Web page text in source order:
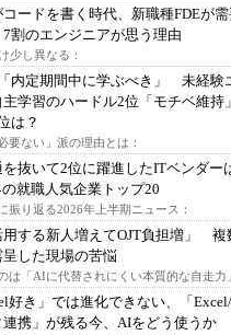
コードを書く時代、新職種FDEが
のエンジニアが思う理由
少し異なる：
内定期間中に学ぶべき」 未経験
主学習のハードル2位「モチベ維持
は？
要ない」派の理由とは：
を抜いて2位に躍進したITベンダ
就職人気企業トップ20
振り返る2026年上半期ニュース：
用する新人増えてOJT負担増」 複
した現場の苦悩
は「AIに代替されにくい本質的な自走力
好き」では進化できない、「
連携」が残る今、AIをどう使うか